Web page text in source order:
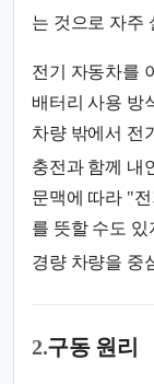
는 것으로 자주
전기 자동차를
배터리 사용 방
차량 밖에서 전
충전과 함께 내
문맥에 따라 "
를 뜻할 수도
경량 차량을 중
2.구동 원리